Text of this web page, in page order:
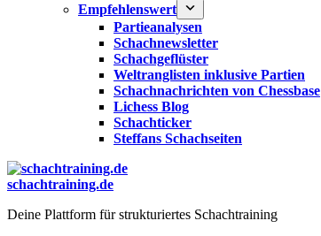
Empfehlenswert
Partieanalysen
Schachnewsletter
Schachgeflüster
Weltranglisten inklusive Partien
Schachnachrichten von Chessbase
Lichess Blog
Schachticker
Steffans Schachseiten
schachtraining.de
Deine Plattform für strukturiertes Schachtraining